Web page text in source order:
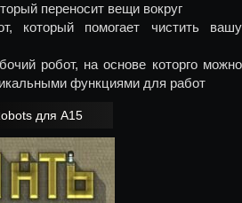
переносит вещи вокруг
который помогает чистить вашу
робот, на основе которго можно
функциями для работ
для A15